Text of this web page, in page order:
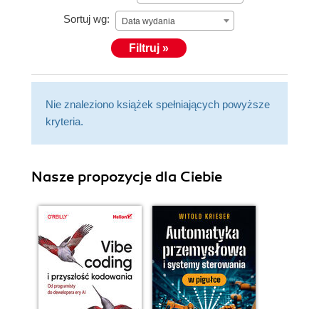
Sortuj wg: Data wydania
Filtruj »
Nie znaleziono książek spełniających powyższe
kryteria.
Nasze propozycje dla Ciebie